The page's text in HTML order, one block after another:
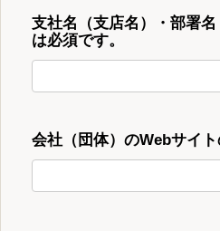
支社名（支店名）・部署
は必須です。
会社（団体）のWebサイ